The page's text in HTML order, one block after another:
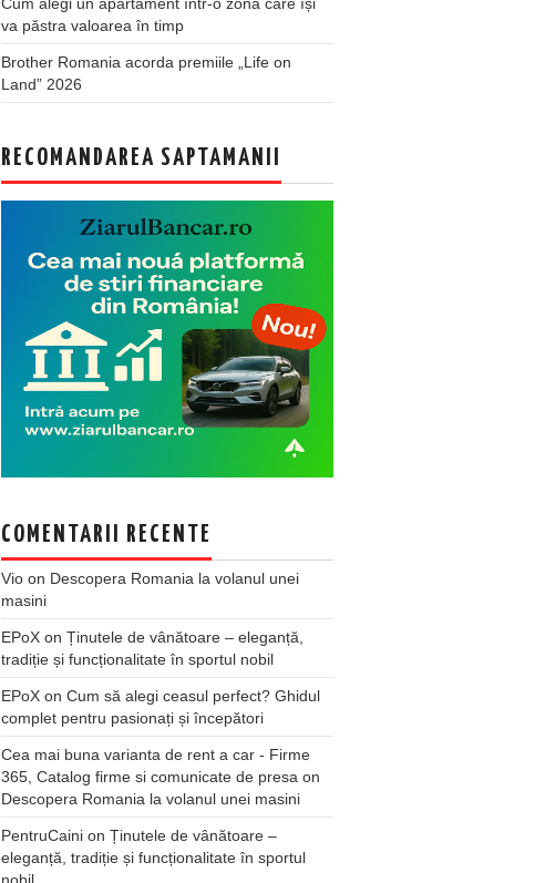
va păstra valoarea în timp
Brother Romania acorda premiile „Life on
Land” 2026
RECOMANDAREA SAPTAMANII
COMENTARII RECENTE
Vio on Descopera Romania la volanul unei
masini
EPoX on Ținutele de vânătoare – eleganță,
tradiție și funcționalitate în sportul nobil
EPoX on Cum să alegi ceasul perfect? Ghidul
complet pentru pasionați și începători
Cea mai buna varianta de rent a car - Firme
365, Catalog firme si comunicate de presa on
Descopera Romania la volanul unei masini
PentruCaini on Ținutele de vânătoare –
eleganță, tradiție și funcționalitate în sportul